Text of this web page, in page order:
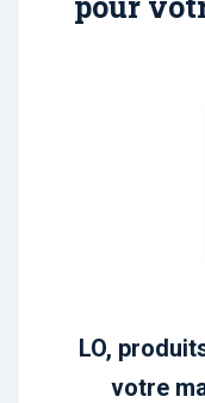
LO,
votre